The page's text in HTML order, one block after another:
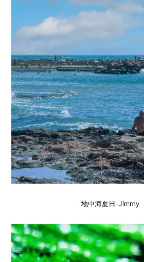
地中海夏日-Jimmy